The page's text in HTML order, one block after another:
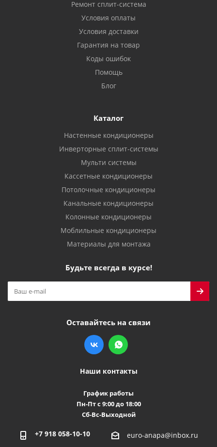
Ремонт сплит-система
Условия оплаты
Условия доставки
Гарантия на товар
Коды ошибок
Помощь
Блог
Каталог
Настенные кондиционеры
Инверторные сплит-системы
Мульти системы
Кассетные кондиционеры
Потолочные кондиционеры
Канальные кондиционеры
Колонные кондиционеры
Моблильные кондиционеры
Материалы для монтажа
Будьте всегда в курсе!
Оставайтесь на связи
Наши контакты
График работы
Пн-Пт с 9:00 до 18:00
Сб-Вс-Выходной
+7 918 058-10-10 euro-anapa@inbox.ru